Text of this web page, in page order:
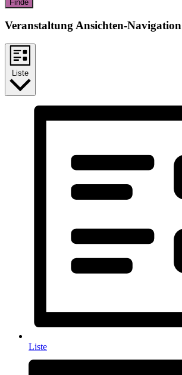
Finde
Veranstaltung Ansichten-Navigation
Liste
Liste